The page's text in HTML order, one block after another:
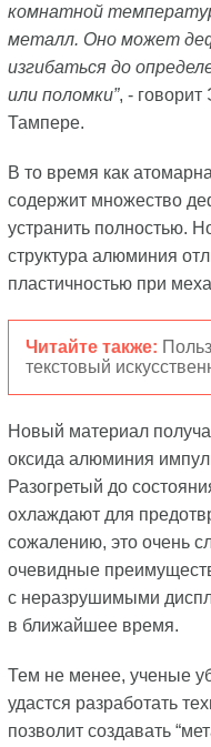
комнатной
металл. Оно может
изгибаться до
или поломки”, - говорит
Тампере.
В то время как
содержит множество
устранить полностью.
структура алюминия
пластичностью при
Читайте также:
текстовый
Новый материал
оксида алюминия
Разогретый до
охлаждают для
сожалению, это очень
очевидные
с неразрушимыми
в ближайшее время.
Тем не менее, ученые
удастся разработать
позволит создавать